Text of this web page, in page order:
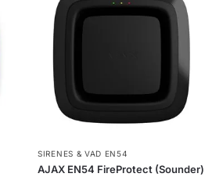
SIRENES & VAD EN54
AJAX EN54 FireProtect (Sounder)